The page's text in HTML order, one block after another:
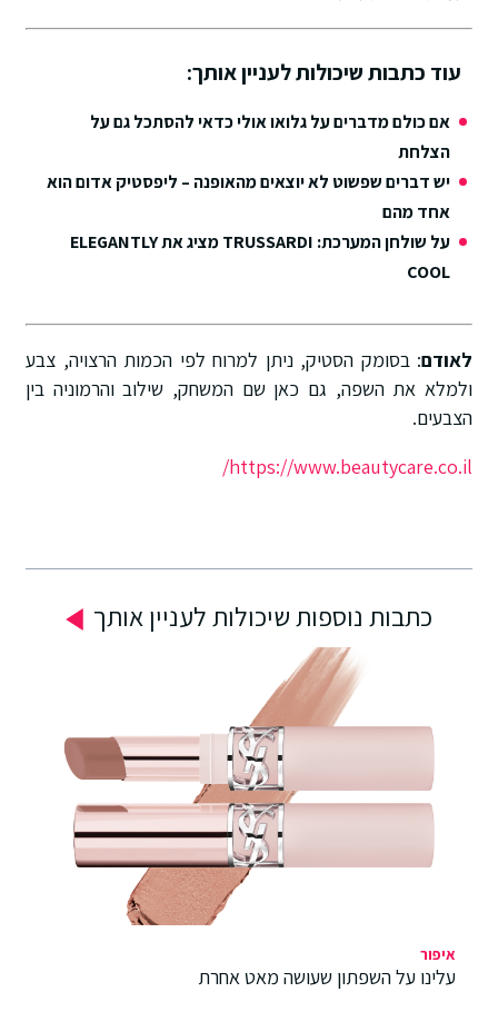
עוד כתבות שיכולות לעניין אותך:
אם כולם מדברים על גלואו אולי כדאי להסתכל גם על
הצלחת
יש דברים שפשוט לא יוצאים מהאופנה – ליפסטיק אדום הוא
אחד מהם
על שולחן המערכת: TRUSSARDI מציג את ELEGANTLY
COOL
לאודם: בסומק הסטיק, ניתן למרוח לפי הכמות הרצויה, צבע
ולמלא את השפה, גם כאן שם המשחק, שילוב והרמוניה בין
הצבעים.
https://www.beautycare.co.il/
כתבות נוספות שיכולות לעניין אותך
איפור
עלינו על השפתון שעושה מאט אחרת